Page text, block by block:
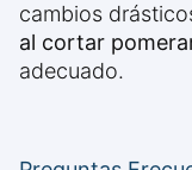
cambios
al cortar
adecuado.